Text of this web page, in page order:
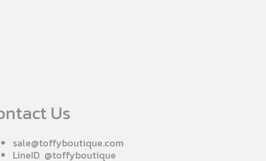
Us
sale@toffyboutique.com
LineID @toffyboutique